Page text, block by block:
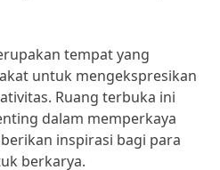
tempat yang
untuk mengekspresikan
Ruang terbuka ini
dalam memperkaya
inspirasi bagi para
berkarya.